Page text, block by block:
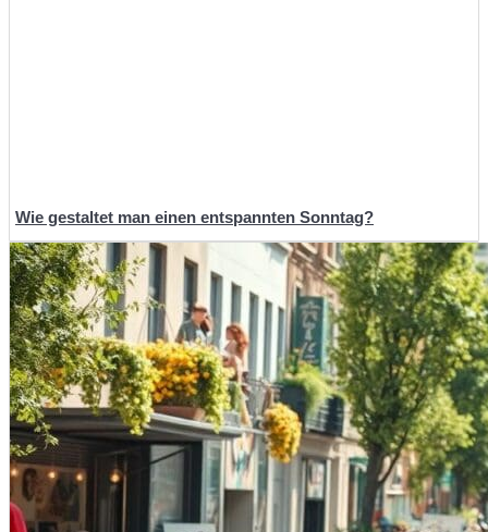
Wie gestaltet man einen entspannten Sonntag?